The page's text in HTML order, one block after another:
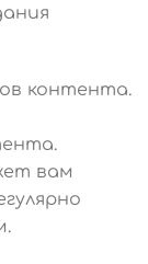
контента.
вам